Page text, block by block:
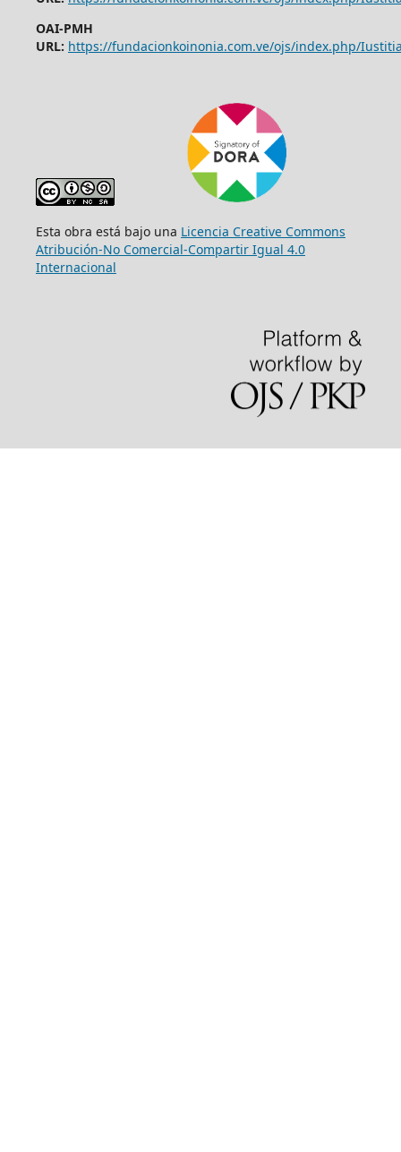
OAI-PMH
URL: https://fundacionkoinonia.com.ve/ojs/index.php/
Esta obra está bajo una Licencia Creative Commons
Atribución-No Comercial-Compartir Igual 4.0
Internacional